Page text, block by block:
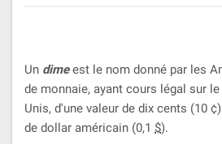
Un dimeest le nom donné par les
de monnaie, ayant cours légal sur
Unis, d'une valeur de dix cents (10
de dollar américain (0,1 $).